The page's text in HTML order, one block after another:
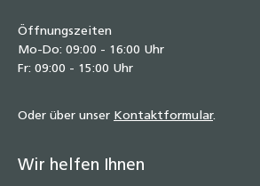
Öffnungszeiten
Mo-Do: 09:00 - 16:00 Uhr
Fr: 09:00 - 15:00 Uhr
Oder über unser Kontaktformular.
Wir helfen Ihnen